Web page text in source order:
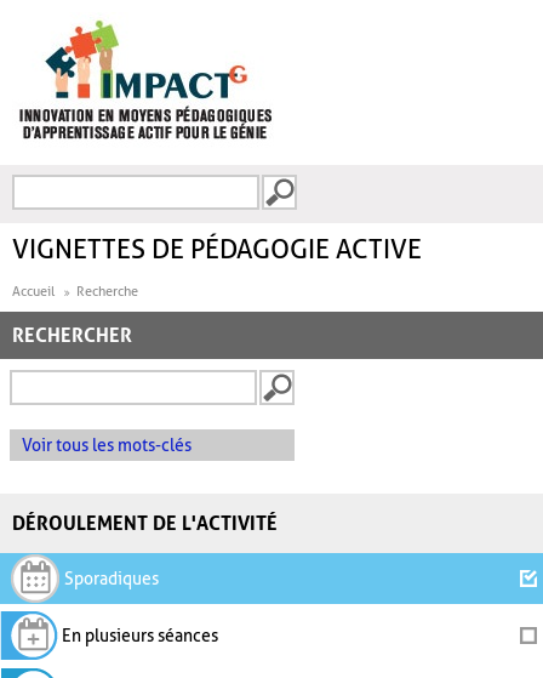
FORMULAIRE DE
VIGNETTES DE PÉDAGOGIE ACTIVE
Accueil Recherche
RECHERCHER
Voir tous les mots-clés
DÉROULEMENT DE L'ACTIVITÉ
Sporadiques
En plusieurs séances